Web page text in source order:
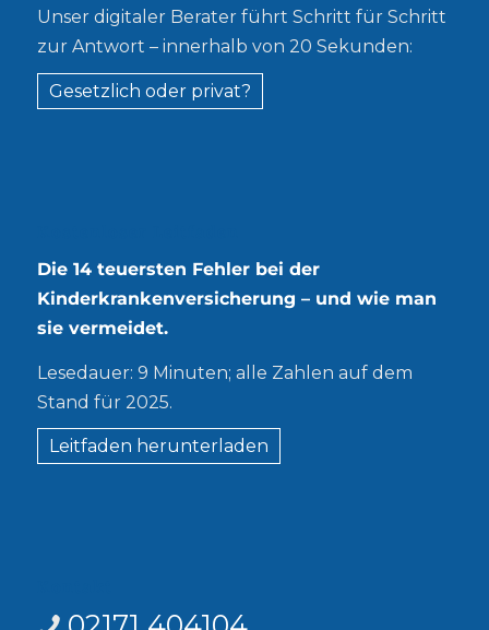
Unser digitaler Berater führt Schritt für Schritt
zur Antwort – innerhalb von 20 Sekunden:
Gesetzlich oder privat?
Die 14 teuersten Fehler bei der
Kinderkrankenversicherung – und wie man
sie vermeidet.
Lesedauer: 9 Minuten; alle Zahlen auf dem
Stand für 2025.
Leitfaden herunterladen